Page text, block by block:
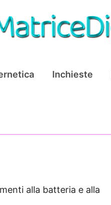
Inchieste
alla batteria e alla